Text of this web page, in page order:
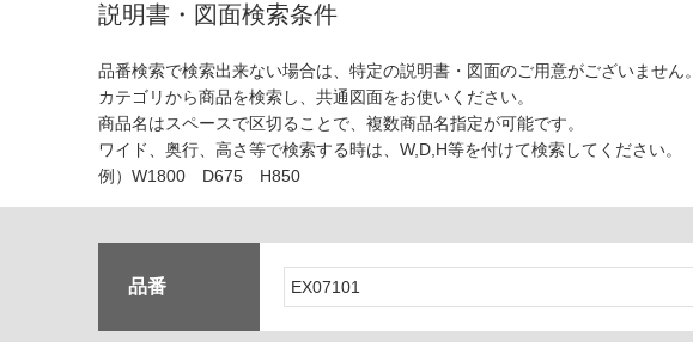
説明書・図面検索条件
品番検索で検索出来ない場合は、特定の説明書・図面のご用意がございません。
カテゴリから商品を検索し、共通図面をお使いください。
商品名はスペースで区切ることで、複数商品名指定が可能です。
ワイド、奥行、高さ等で検索する時は、W,D,H等を付けて検索してください。
例）W1800 D675 H850
品番